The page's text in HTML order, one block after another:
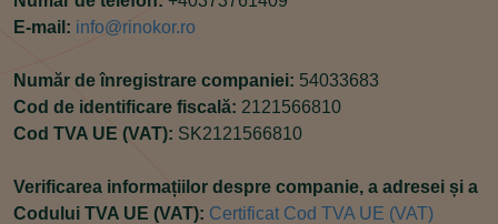
E-mail: info@rinokor.ro
Număr de înregistrare companiei: 54033683
Cod de identificare fiscală: 2121566810
Cod TVA UE (VAT): SK2121566810
Verificarea informațiilor despre companie, a adresei și a
Codului TVA UE (VAT): Certificat Cod TVA UE (VAT)